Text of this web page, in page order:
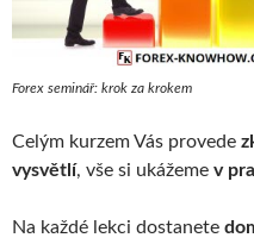
Forex seminář: krok za krokem
Celým kurzem Vás provede
vysvětlí, vše si ukážeme v
Na každé lekci dostanete